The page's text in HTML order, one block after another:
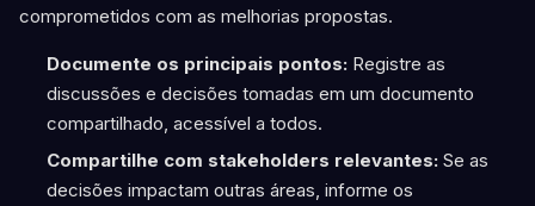
comprometidos com as melhorias propostas.
Documente os principais pontos:Registre as
discussões e decisões tomadas em um documento
compartilhado, acessível a todos.
Compartilhe com stakeholders relevantes:Se as
decisões impactam outras áreas, informe os